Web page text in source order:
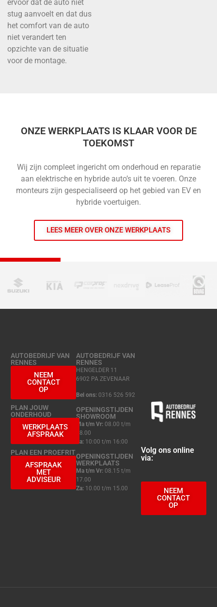
ervoor dat de auto niet
stug aanvoelt en dat dus
het comfort van de auto
niet verandert ten
opzichte van de situatie
voor de montage.
ONZE WERKPLAATS IS KLAAR VOOR DE
TOEKOMST
Wij zijn compleet ingericht om onderhoud en reparatie
aan elektrische en hybride auto’s uit te voeren. Onze
monteurs zijn gespecialiseerd op het gebied van EV en
hybride voertuigen.
LEES MEER OVER ONZE WERKPLAATS
Volg ons online
via:
NEEM
CONTACT
OP
AUTOBEDRIJF VAN
RENNES
HENGELDER 11
6902 PA ZEVENAAR
Bel ons:0316 526 592
OPENINGSTIJDEN
SHOWROOM
Ma t/m Vr:08.00 t/m
18.00
Za:10:00 t/m 16:00
OPENINGSTIJDEN
WERKPLAATS
Ma t/m Vr:08.15 t/m
17.00
Za:10.00 t/m 15.00
AUTOBEDRIJF VAN
RENNES
NEEM
CONTACT
OP
PLAN JOUW
ONDERHOUD
WERKPLAATS
AFSPRAAK
PLAN EEN PROEFRIT
AFSPRAAK
MET
ADVISEUR